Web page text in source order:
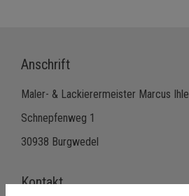
Anschrift
Maler- & Lackierermeister Marcus Ihle
Schnepfenweg 1
30938 Burgwedel
Kontakt